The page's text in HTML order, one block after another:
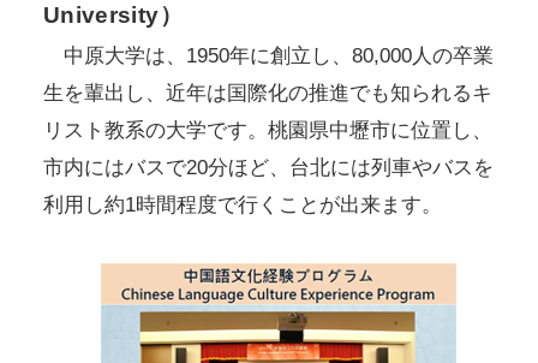
University）
中原大学は、1950年に創立し、80,000人の卒業
生を輩出し、近年は国際化の推進でも知られるキ
リスト教系の大学です。桃園県中壢市に位置し、
市内にはバスで20分ほど、台北には列車やバスを
利用し約1時間程度で行くことが出来ます。